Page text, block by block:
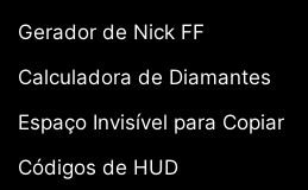
Gerador de Nick FF
Calculadora de Diamantes
Espaço Invisível para Copiar
Códigos de HUD